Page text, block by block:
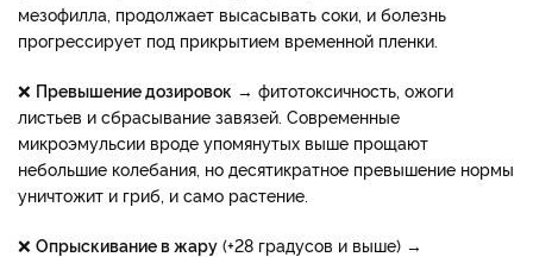
мезофилла, продолжает высасывать соки, и болезнь
прогрессирует под прикрытием временной пленки.
❌ Превышение дозировок → фитотоксичность, ожоги
листьев и сбрасывание завязей. Современные
микроэмульсии вроде упомянутых выше прощают
небольшие колебания, но десятикратное превышение нормы
уничтожит и гриб, и само растение.
❌ Опрыскивание в жару (+28 градусов и выше) →